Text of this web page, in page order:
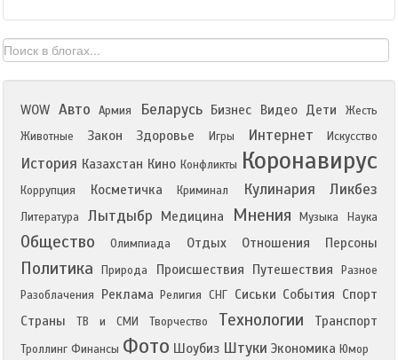
WOW Авто Армия Беларусь Бизнес Видео Дети
Жесть
Животные
Закон Здоровье Игры Интернет Искусство
История Казахстан Кино Конфликты Коронавирус
Коррупция Косметичка Криминал Кулинария Ликбез
Литература Лытдыбр Медицина Мнения Музыка Наука
Общество Олимпиада Отдых Отношения Персоны
Политика Природа Происшествия Путешествия
Разное
Разоблачения
Реклама Религия СНГ Сиськи События Спорт
Страны
ТВ и СМИ Творчество Технологии Транспорт
Троллинг Финансы Фото Шоубиз Штуки Экономика Юмор